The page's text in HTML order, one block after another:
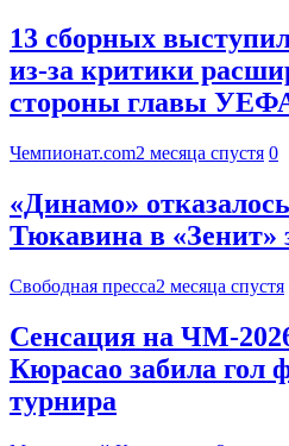
13 сборных
из-за критики
стороны главы
Чемпионат.com2 месяца спустя 0
«Динамо»
Тюкавина в «Зенит»
Свободная пресса2 месяца спустя
Сенсация на ЧМ-
Кюрасао забила гол
турнира